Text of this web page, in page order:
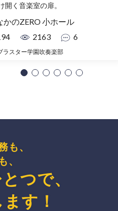
開く音楽室の扉。
かのZERO 小ホール
2163 6
ラスター学園吹奏楽部
も、
、
つで、
ます ！